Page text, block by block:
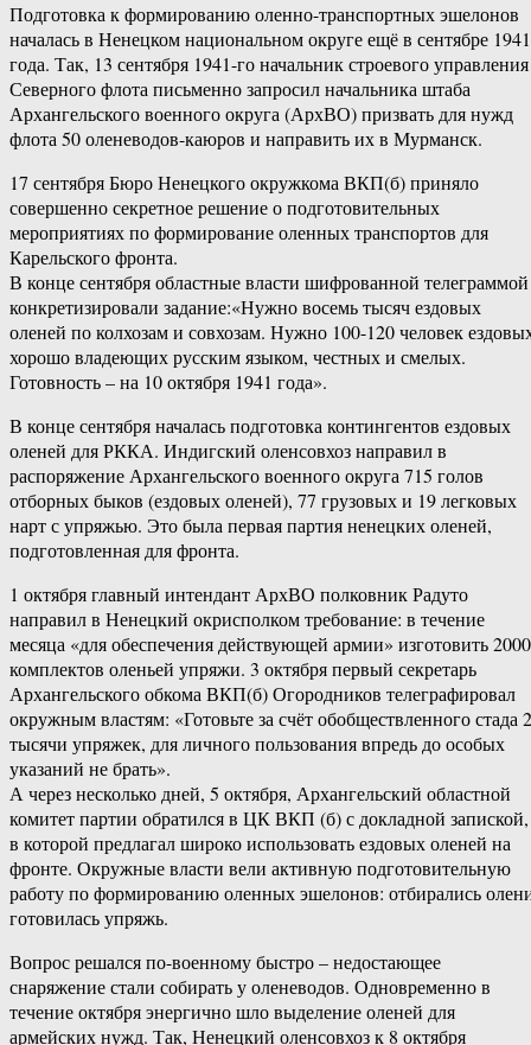
Подготовка к формированию оленно-транспортных эшелонов
началась в Ненецком национальном округе ещё в сентябре 1941
года. Так, 13 сентября 1941-го начальник строевого управления
Северного флота письменно запросил начальника штаба
Архангельского военного округа (АрхВО) призвать для нужд
флота 50 оленеводов-каюров и направить их в Мурманск.
17 сентября Бюро Ненецкого окружкома ВКП(б) приняло
совершенно секретное решение о подготовительных
мероприятиях по формирование оленных транспортов для
Карельского фронта.
В конце сентября областные власти шифрованной телеграммой
конкретизировали задание:«Нужно восемь тысяч ездовых
оленей по колхозам и совхозам. Нужно 100-120 человек
хорошо владеющих русским языком, честных и смелых.
Готовность – на 10 октября 1941 года».
В конце сентября началась подготовка контингентов ездовых
оленей для РККА. Индигский оленсовхоз направил в
распоряжение Архангельского военного округа 715 голов
отборных быков (ездовых оленей), 77 грузовых и 19 легковых
нарт с упряжью. Это была первая партия ненецких оленей,
подготовленная для фронта.
1 октября главный интендант АрхВО полковник Радуто
направил в Ненецкий окрисполком требование: в течение
месяца «для обеспечения действующей армии» изготовить 2000
комплектов оленьей упряжи. 3 октября первый секретарь
Архангельского обкома ВКП(б) Огородников телеграфировал
окружным властям: «Готовьте за счёт обобществленного стада 2
тысячи упряжек, для личного пользования впредь до особых
указаний не брать».
А через несколько дней, 5 октября, Архангельский областной
комитет партии обратился в ЦК ВКП (б) с докладной запиской,
в которой предлагал широко использовать ездовых оленей на
фронте. Окружные власти вели активную подготовительную
работу по формированию оленных эшелонов: отбирались
готовилась упряжь.
Вопрос решался по-военному быстро – недостающее
снаряжение стали собирать у оленеводов. Одновременно в
течение октября энергично шло выделение оленей для
армейских нужд. Так, Ненецкий оленсовхоз к 8 октября